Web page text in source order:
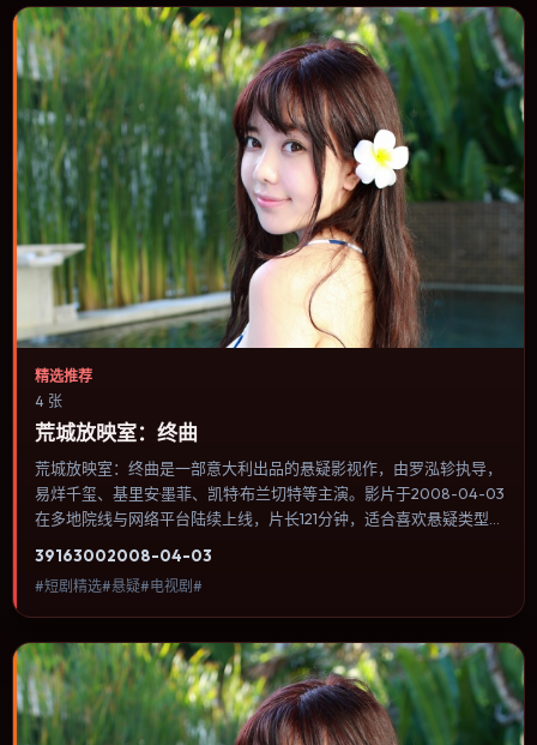
精选推荐
4 张
荒城放映室：终曲
荒城放映室：终曲是一部意大利出品的悬疑影视作，由罗泓轸执导，
易烊千玺、基里安·墨菲、凯特·布兰切特等主演。影片于2008-04-03
在多地院线与网络平台陆续上线，片长121分钟，适合喜欢悬疑类型、
进，节奏与视听语言统一，可作为休闲观影或类型片补片的选择。
39163002008-04-03
#短剧精选#悬疑#电视剧#